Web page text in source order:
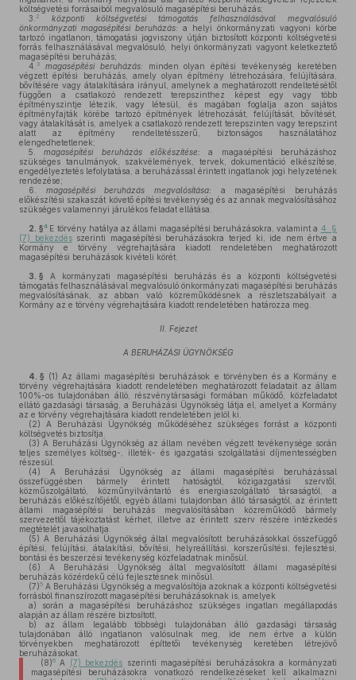
költségvetési forrásaiból megvalósuló magasépítési beruházás;
3. 2
központi költségvetési támogatás felhasználásával megvalósuló
önkormányzati magasépítési beruházás: a helyi önkormányzati vagyoni körbe
tartozó ingatlanon, támogatási jogviszony útján biztosított központi költségvetési
forrás felhasználásával megvalósuló, helyi önkormányzati vagyont keletkeztető
magasépítési beruházás;
4. 3 magasépítési beruházás: minden olyan építési tevékenység keretében
végzett építési beruházás, amely olyan építmény létrehozására, felújítására,
bővítésére vagy átalakítására irányul, amelynek a meghatározott rendeltetésétől
függően a csatlakozó rendezett terepszinthez képest egy vagy több
építményszintje létezik, vagy létesül, és magában foglalja azon sajátos
építményfajták körébe tartozó építmények létrehozását, felújítását, bővítését,
vagy átalakítását is, amelyek a csatlakozó rendezett terepszinten vagy terepszint
alatt az építmény rendeltetésszerű, biztonságos használatához
elengedhetetlenek;
5.
magasépítési beruházás előkészítése: a magasépítési beruházáshoz
szükséges tanulmányok, szakvélemények, tervek, dokumentáció elkészítése,
engedélyeztetés lefolytatása, a beruházással érintett ingatlanok jogi helyzetének
rendezése;
6.
magasépítési beruházás megvalósítása: a magasépítési beruházás
előkészítési szakaszát követő építési tevékenység és az annak megvalósításához
szükséges valamennyi járulékos feladat ellátása.
2. §4 E törvény hatálya az állami magasépítési beruházásokra, valamint a 4. §
(7) bekezdésszerinti magasépítési beruházásokra terjed ki, ide nem értve a
Kormány e törvény végrehajtására kiadott rendeletében meghatározott
magasépítési beruházások kivételi körét.
3. § A kormányzati magasépítési beruházás és a központi költségvetési
támogatás felhasználásával megvalósuló önkormányzati magasépítési beruházás
megvalósításának, az abban való közreműködésnek a részletszabályait a
Kormány az e törvény végrehajtására kiadott rendeletében határozza meg.
II. Fejezet
A BERUHÁZÁSI ÜGYNÖKSÉG
4. § (1) Az állami magasépítési beruházások e törvényben és a Kormány e
törvény végrehajtására kiadott rendeletében meghatározott feladatait az állam
100%-os tulajdonában álló, részvénytársasági formában működő, közfeladatot
ellátó gazdasági társaság, a Beruházási Ügynökség látja el, amelyet a Kormány
az e törvény végrehajtására kiadott rendeletében jelöl ki.
(2) A Beruházási Ügynökség működéséhez szükséges forrást a központi
költségvetés biztosítja.
(3) A Beruházási Ügynökség az állam nevében végzett tevékenysége során
teljes személyes költség-, illeték- és igazgatási szolgáltatási díjmentességben
részesül.
(4) A Beruházási Ügynökség az állami magasépítési beruházással
összefüggésben bármely érintett hatóságtól, közigazgatási szervtől,
közműszolgáltató, közműnyilvántartó és energiaszolgáltató társaságtól, a
beruházás előkészítőjétől, egyéb állami tulajdonban álló társaságtól, az érintett
állami magasépítési beruházás megvalósításában közreműködő bármely
szervezettől tájékoztatást kérhet, illetve az érintett szerv részére intézkedés
megtételét javasolhatja.
(5) A Beruházási Ügynökség által megvalósított beruházásokkal összefüggő
építési, felújítási, átalakítási, bővítési, helyreállítási, korszerűsítési, fejlesztési,
bontási és beszerzési tevékenység közfeladatnak minősül.
(6) A Beruházási Ügynökség által megvalósított állami magasépítési
beruházás közérdekű célú fejlesztésnek minősül.
(7)5 A Beruházási Ügynökség a megvalósítója azoknak a központi költségvetési
forrásból finanszírozott magasépítési beruházásoknak is, amelyek
a) során a magasépítési beruházáshoz szükséges ingatlan megállapodás
alapján az állam részére biztosított,
b) az állam legalább többségi tulajdonában álló gazdasági társaság
tulajdonában álló ingatlanon valósulnak meg, ide nem értve a külön
törvényekben meghatározott építtetői tevékenység keretében létrejövő
beruházásokat.
(8)6A (7) bekezdés szerinti magasépítési beruházásokra a kormányzati
magasépítési beruházásokra vonatkozó rendelkezéseket kell alkalmazni